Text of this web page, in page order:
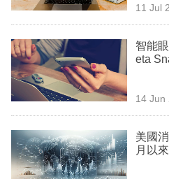
科
技
場
生
時
事
11 Jul
智能
eta
14 Jun
美國
月以